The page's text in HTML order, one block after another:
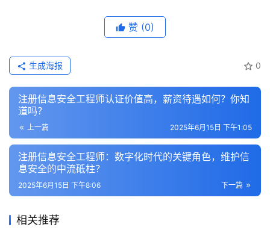
赞 (0)
0
生成海报
注册信息安全工程师认证价值高，薪资待遇如何？你知
道吗？
上一篇 2025年6月15日 下午1:05
注册信息安全工程师：数字化时代的关键角色，维护信
息安全的中流砥柱？
下一篇
2025年6月15日 下午8:06
相关推荐